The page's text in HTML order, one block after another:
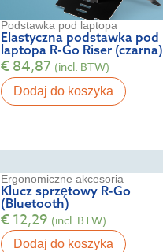
Podstawka pod laptopa
Elastyczna podstawka pod
laptopa R-Go Riser (czarna)
€84,87 (incl. BTW)
Dodaj do koszyka
Ergonomiczne akcesoria
Klucz sprzętowy R-Go
(Bluetooth)
€12,29 (incl. BTW)
Dodaj do koszyka